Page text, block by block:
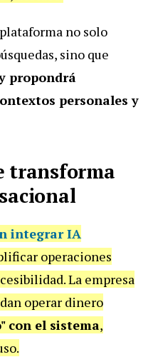
no solo
sino que
propondrá
personales y
transforma
integrar IA
operaciones
La empresa
operar dinero
con el sistema,